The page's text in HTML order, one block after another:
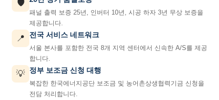
🛡️
패널 출력 보증 25년, 인버터 10년, 시공 하자 3년 무상 보증을
제공합니다.
📍 전국 서비스 네트워크
서울 본사를 포함한 전국 8개 지역 센터에서 신속한 A/S를 제공
합니다.
💡 정부 보조금 신청 대행
복잡한 한국에너지공단 보조금 및 농어촌상생협력기금 신청을
전담 처리합니다.